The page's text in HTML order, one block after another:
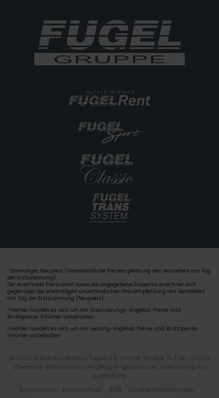
1 Ehemaliger Neupreis (Unverbindliche Preisempfehlung des Herstellers am Tag
der Erstzulassung).
Der errechnete Preisvorteil sowie die angegebene Ersparnis errechnet sich
gegenüber der ehemaligen unverbindlichen Preisempfehlung des Herstellers
am Tag der Erstzulassung (Neupreis).
2 Hierbei handelt es sich um ein Finanzierungs-Angebot. Preise sind
Bruttopreise. Irrtümer vorbehalten.
3 Hierbei handelt es sich um ein Leasing-Angebot. Preise sind Bruttopreise.
Irrtümer vorbehalten.
© 2026 Autohaus Markus Fugel e.K. | Hofer Straße 7c | DE- 09224
Chemnitz-Mittelbach | info@fugel-gruppe.de | Webdesign by
audaris.de
Impressum
Datenschutz AGB Cookie Einstellungen